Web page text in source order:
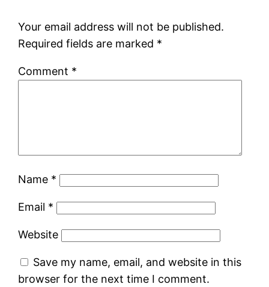
Your email address will not be published.
Required fields are marked *
Comment *
Name *
Email *
Website
Save my name, email, and website in this
browser for the next time I comment.